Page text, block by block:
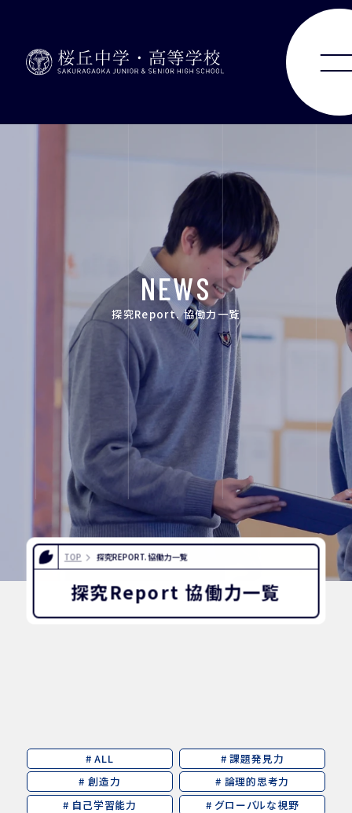
SCHOOL LIFE
ACHIEVEMENTS
FOR EXAMINEES
INFORMATION
インスタグラム
デジタルパンフレ
ユネスコ・スクール
教職員採用
入試相談用紙
プライバシーポリ
NEWS
探究Report. 協働力一覧
TOP 探究REPORT. 協働力一覧
探究Report 協働力一覧
# ALL
# 課題発見力
# 創造力
# 論理的思考力
# 自己学習能力
# グローバルな視野